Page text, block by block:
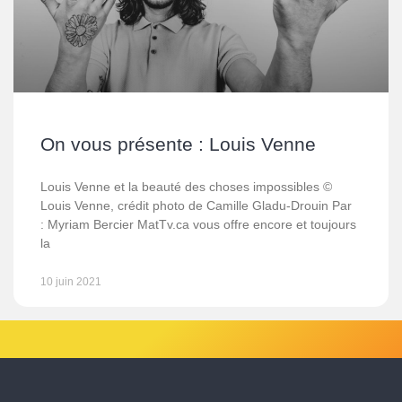
On vous présente : Louis Venne
Louis Venne et la beauté des choses impossibles ©
Louis Venne, crédit photo de Camille Gladu-Drouin Par
: Myriam Bercier MatTv.ca vous offre encore et toujours
la
10 juin 2021